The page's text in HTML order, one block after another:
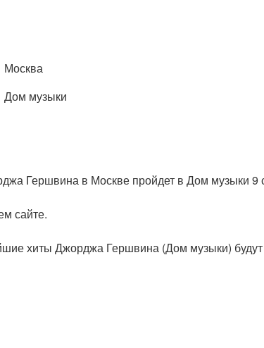
Москва
Дом музыки
Гершвина в Москве пройдет в Дом музыки 9
сайте.
хиты Джорджа Гершвина (Дом музыки) будут